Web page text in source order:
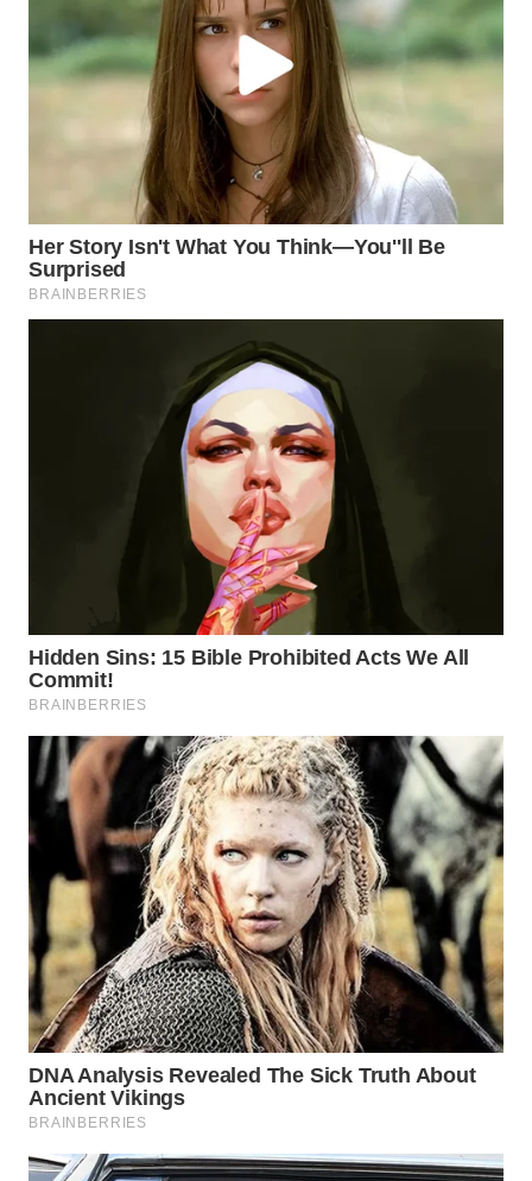
WN
PAKPAK
WN
BEKASI
WN
SAMOSIR
WN
LAWAS
WN
SUMEDANG
WN
CIANJUR
WN
KEPULAUAN
SERIBU
WN
TANGERANG